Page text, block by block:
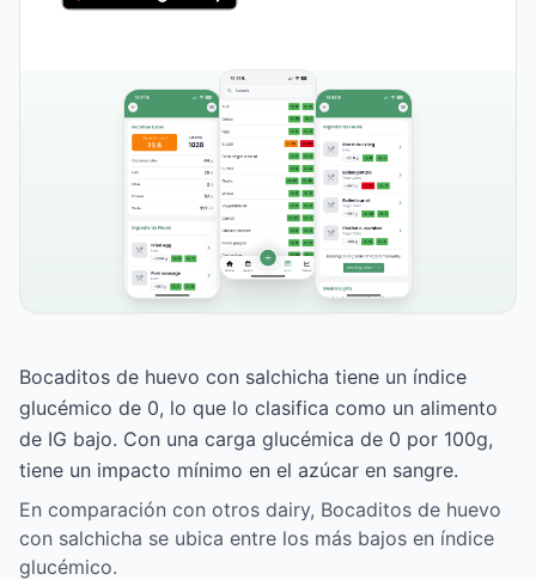
Bocaditos de huevo con salchicha tiene un índice
glucémico de 0, lo que lo clasifica como un alimento
de IG bajo. Con una carga glucémica de 0 por 100g,
tiene un impacto mínimo en el azúcar en sangre.
En comparación con otros dairy, Bocaditos de huevo
con salchicha se ubica entre los más bajos en índice
glucémico.